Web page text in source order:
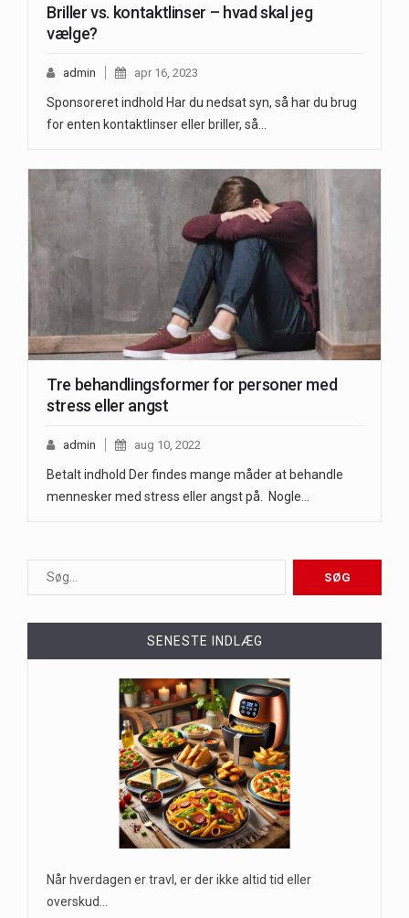
Briller vs. kontaktlinser – hvad skal jeg
vælge?
admin apr 16, 2023
Sponsoreret indhold Har du nedsat syn, så har du brug
for enten kontaktlinser eller briller, så…
Tre behandlingsformer for personer med
stress eller angst
admin aug 10, 2022
Betalt indhold Der findes mange måder at behandle
mennesker med stress eller angst på. Nogle…
SENESTE INDLÆG
Når hverdagen er travl, er der ikke altid tid eller
overskud…